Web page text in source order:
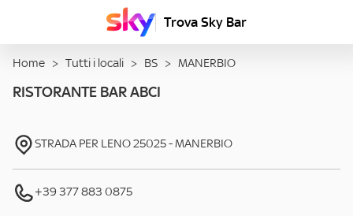
Trova Sky Bar
Home > Tutti i locali > BS > MANERBIO
RISTORANTE BAR ABCI
STRADA PER LENO25025-MANERBIO
+39 377 883 0875